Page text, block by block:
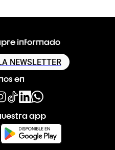
informado
NEWSLETTER
en
app